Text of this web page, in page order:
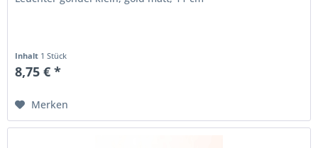
Inhalt 1 Stück
8,75 € *
Merken